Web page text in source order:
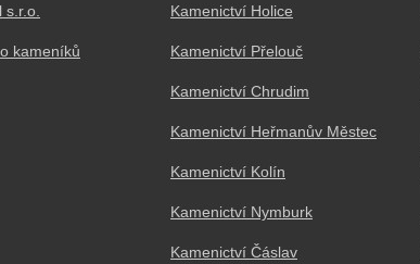
s.r.o.
kameníků
Kamenictví Holice
Kamenictví Přelouč
Kamenictví Chrudim
Kamenictví Heřmanův Městec
Kamenictví Kolín
Kamenictví Nymburk
Kamenictví Čáslav